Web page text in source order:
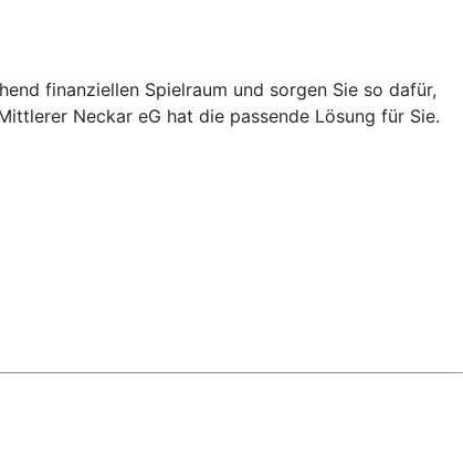
finanziellen Spielraum und sorgen Sie so dafür,
Neckar eG hat die passende Lösung für Sie.